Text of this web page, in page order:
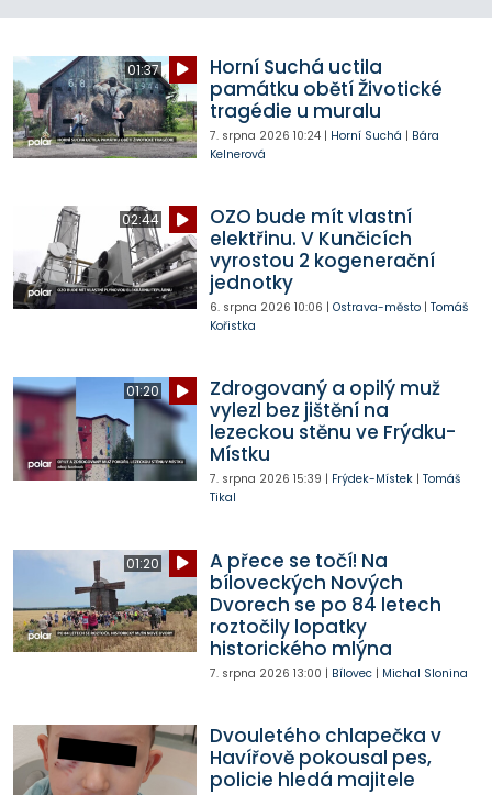
01:37
Horní Suchá uctila
památku obětí Životické
tragédie u muralu
7. srpna 2026 10:24| Horní Suchá | Bára
Kelnerová
02:44
OZO bude mít vlastní
elektřinu. V Kunčicích
vyrostou 2 kogenerační
jednotky
6. srpna 2026 10:06 | Ostrava-město| Tomáš
Kořistka
01:20
Zdrogovaný a opilý muž
vylezl bez jištění na
lezeckou stěnu ve Frýdku-
Místku
7. srpna 2026 15:39 | Frýdek-Místek| Tomáš
Tikal
01:20
A přece se točí! Na
bíloveckých Nových
Dvorech se po 84 letech
roztočily lopatky
historického mlýna
7. srpna 2026 13:00 | Bílovec| Michal Slonina
Dvouletého chlapečka v
Havířově pokousal pes,
policie hledá majitele